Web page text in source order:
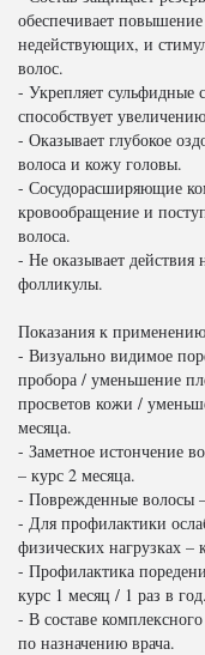
обеспечивает
недействующих, и
волос.
- Укрепляет сульфидные
способствует
- Оказывает глубокое
волоса и кожу головы.
- Сосудорасширяющие
кровообращение и
волоса.
- Не оказывает
фолликулы.
Показания к
- Визуально видимое
пробора / уменьшение
просветов кожи /
месяца.
- Заметное истончение
– курс 2 месяца.
- Поврежденные волосы
- Для профилактики
физических нагрузках –
- Профилактика
курс 1 месяц / 1 раз в год.
- В составе
по назначению врача.